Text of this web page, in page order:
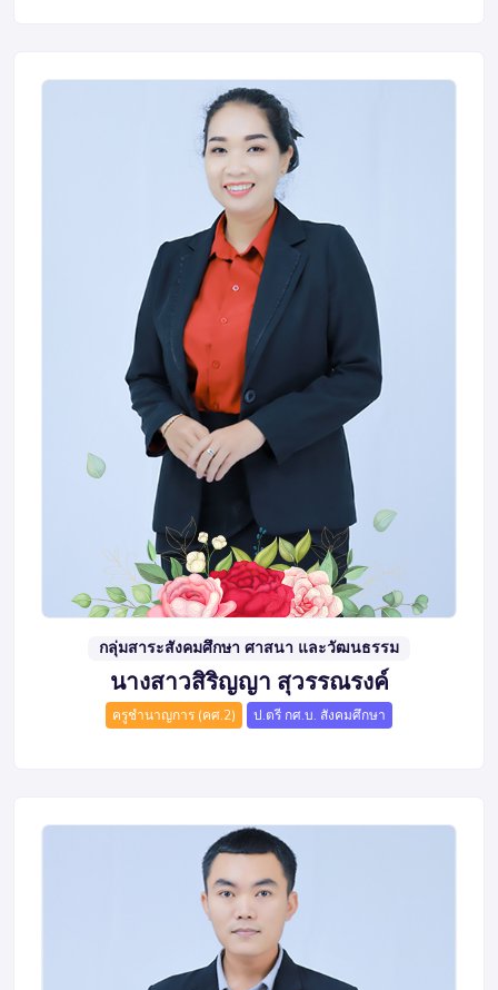
กลุ่มสาระสังคมศึกษา ศาสนา และวัฒนธรรม
นางสาวสิริญญา สุวรรณรงค์
ครูชำนาญการ (คศ.2) ป.ตรี กศ.บ. สังคมศึกษา